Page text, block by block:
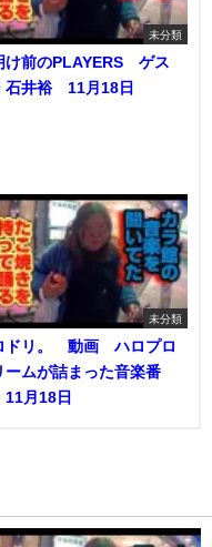
未分類
け前のPLAYERS ゲス
石井裕 11月18日
未分類
ドリ。 動画 ハロプロ
ームが詰まった音楽番
月18日